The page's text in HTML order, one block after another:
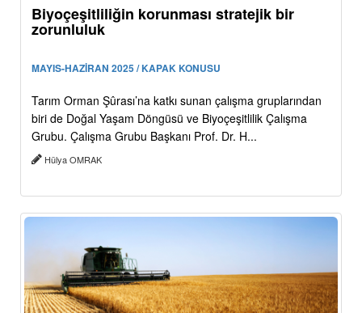
Biyoçeşitliliğin korunması stratejik bir
zorunluluk
MAYIS-HAZİRAN 2025 / KAPAK KONUSU
Tarım Orman Şûrası’na katkı sunan çalışma gruplarından
biri de Doğal Yaşam Döngüsü ve Biyoçeşitlilik Çalışma
Grubu. Çalışma Grubu Başkanı Prof. Dr. H...
Hülya OMRAK